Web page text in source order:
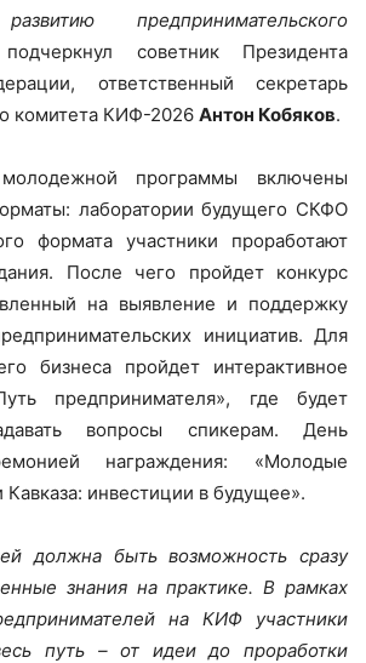
предпринимательского
советник Президента
ответственный секретарь
комитета КИФ-2026 Антон Кобяков.
программы включены
лаборатории будущего СКФО
формата участники проработают
После чего пройдет конкурс
на выявление и поддержку
инициатив. Для
бизнеса пройдет интерактивное
предпринимателя», где будет
вопросы спикерам. День
награждения: «Молодые
инвестиции в будущее».
должна быть возможность сразу
знания на практике. В рамках
на КИФ участники
путь – от идеи до проработки